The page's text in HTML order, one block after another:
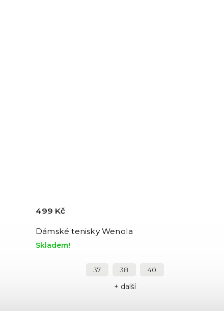
Dámské tenisky Wenola
Skladem!
499 Kč
37 38 40
+ další